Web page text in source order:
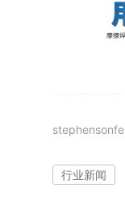
行业新闻